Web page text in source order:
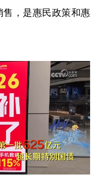
，是惠民政策和惠